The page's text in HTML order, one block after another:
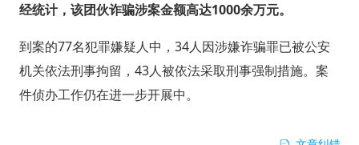
经统计，该团伙诈骗涉案金额高达1000余万元。
到案的77名犯罪嫌疑人中，34人因涉嫌诈骗罪已被公安
机关依法刑事拘留，43人被依法采取刑事强制措施。案
件侦办工作仍在进一步开展中。